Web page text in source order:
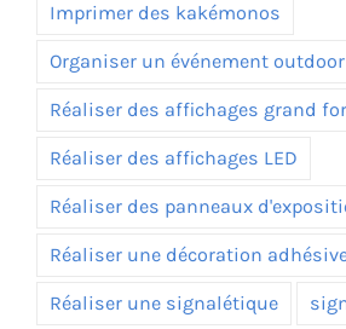
Imprimer des kakémonos
Organiser un événement outdoor
Réaliser des affichages grand
Réaliser des affichages LED
Réaliser des panneaux
Réaliser une décoration
Réaliser une signalétique